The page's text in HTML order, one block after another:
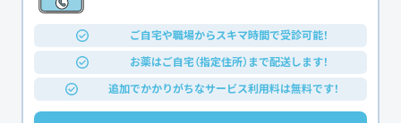
ご自宅や職場からスキマ時間で受診可能！
お薬はご自宅（指定住所）まで配送します！
追加でかかりがちなサービス利用料は無料です！